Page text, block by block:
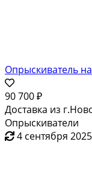
Опрыскиватель
90 700 ₽
Доставка из
Опрыскиватели
4 сентября 2025